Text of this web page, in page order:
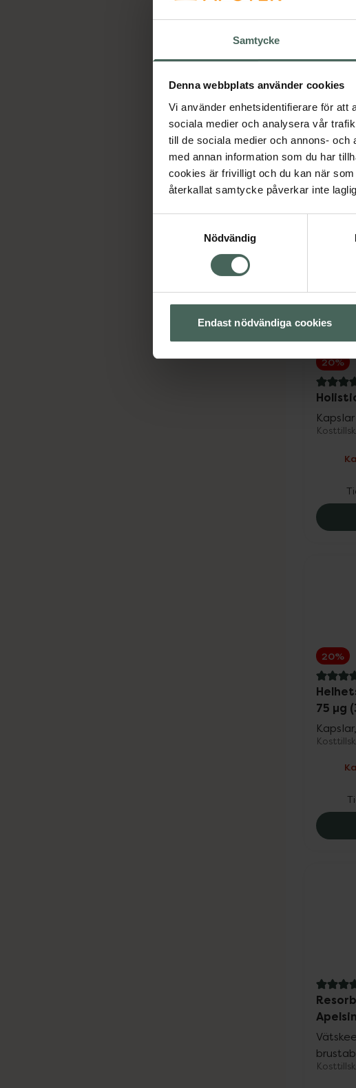
Samtycke
Denna webbplats använder cookies
Vi använder enhetsidentifierare för att
sociala medier och analysera vår
till de sociala medier och annons-
med annan information som du har
cookies är frivilligt och du kan när
återkallat samtycke påverkar inte
Nödvändig
Endast nödvändiga cookies
20%
4.4 av
20%
5 av 5 i
75 µg
4.8 av